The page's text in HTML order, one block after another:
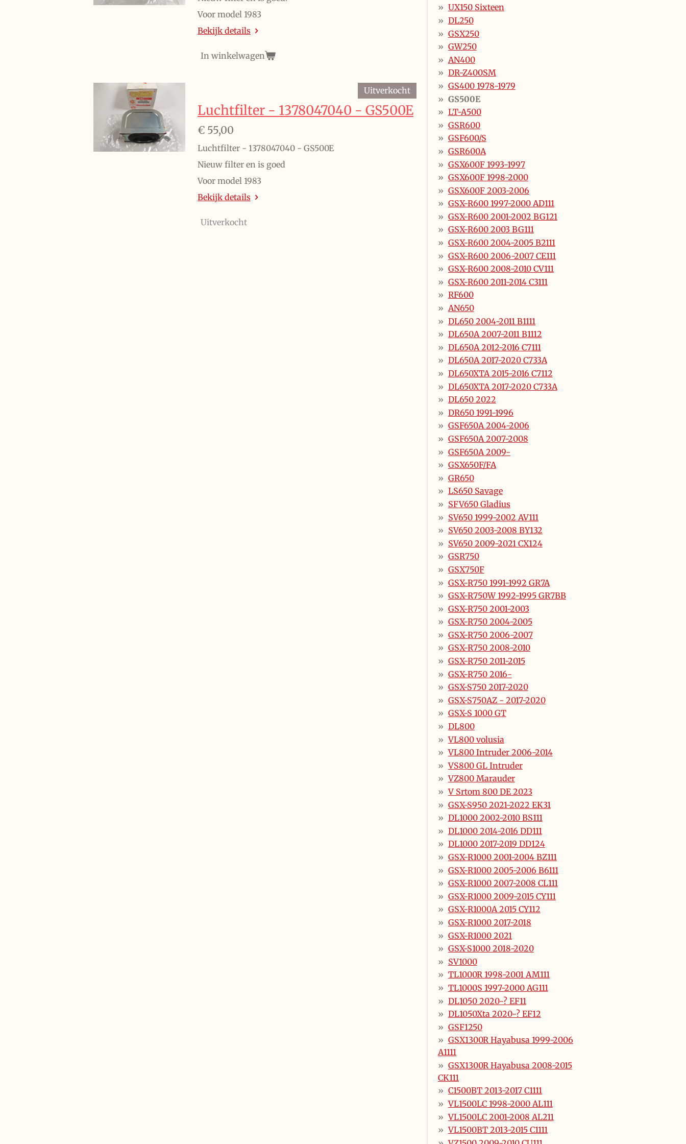
Voor model 1983
Bekijk details
In winkelwagen
Uitverkocht
Luchtfilter - 1378047040 - GS500E
€ 55,00
Luchtfilter - 1378047040 - GS500E
Nieuw filter en is goed
Voor model 1983
Bekijk details
Uitverkocht
UX150 Sixteen
DL250
GSX250
GW250
AN400
DR-Z400SM
GS400 1978-1979
GS500E
LT-A500
GSR600
GSF600/S
GSR600A
GSX600F 1993-1997
GSX600F 1998-2000
GSX600F 2003-2006
GSX-R600 1997-2000 AD111
GSX-R600 2001-2002 BG121
GSX-R600 2003 BG111
GSX-R600 2004-2005 B2111
GSX-R600 2006-2007 CE111
GSX-R600 2008-2010 CV111
GSX-R600 2011-2014 C3111
RF600
AN650
DL650 2004-2011 B1111
DL650A 2007-2011 B1112
DL650A 2012-2016 C7111
DL650A 2017-2020 C733A
DL650XTA 2015-2016 C7112
DL650XTA 2017-2020 C733A
DL650 2022
DR650 1991-1996
GSF650A 2004-2006
GSF650A 2007-2008
GSF650A 2009-
GSX650F/FA
GR650
LS650 Savage
SFV650 Gladius
SV650 1999-2002 AV111
SV650 2003-2008 BY132
SV650 2009-2021 CX124
GSR750
GSX750F
GSX-R750 1991-1992 GR7A
GSX-R750W 1992-1995 GR7BB
GSX-R750 2001-2003
GSX-R750 2004-2005
GSX-R750 2006-2007
GSX-R750 2008-2010
GSX-R750 2011-2015
GSX-R750 2016-
GSX-S750 2017-2020
GSX-S750AZ - 2017-2020
GSX-S 1000 GT
DL800
VL800 volusia
VL800 Intruder 2006-2014
VS800 GL Intruder
VZ800 Marauder
V Srtom 800 DE 2023
GSX-S950 2021-2022 EK31
DL1000 2002-2010 BS111
DL1000 2014-2016 DD111
DL1000 2017-2019 DD124
GSX-R1000 2001-2004 BZ111
GSX-R1000 2005-2006 B6111
GSX-R1000 2007-2008 CL111
GSX-R1000 2009-2015 CY111
GSX-R1000A 2015 CY112
GSX-R1000 2017-2018
GSX-R1000 2021
GSX-S1000 2018-2020
SV1000
TL1000R 1998-2001 AM111
TL1000S 1997-2000 AG111
DL1050 2020-? EF11
DL1050Xta 2020-? EF12
GSF1250
GSX1300R Hayabusa 1999-2006
A1111
GSX1300R Hayabusa 2008-2015
CK111
C1500BT 2013-2017 C1111
VL1500LC 1998-2000 AL111
VL1500LC 2001-2008 AL211
VL1500BT 2013-2015 C1111